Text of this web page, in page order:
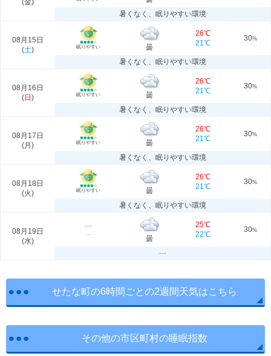
(金)
暑くなく、眠りやすい環境
08月15日
(土) 眠りやすい 曇
26℃
21℃
30%
暑くなく、眠りやすい環境
08月16日
(日 ) 眠りやすい 曇
26℃
21℃
30%
暑くなく、眠りやすい環境
08月17日
(月 ) 眠りやすい 曇
26℃
21℃
30%
暑くなく、眠りやすい環境
08月18日
(火) 眠りやすい 曇
26℃
21℃
30%
暑くなく、眠りやすい環境
08月19日
(水)
---
---
曇
25℃
22℃
30%
---
せたな町の6時間ごとの2週間天気はこちら
その他の市区町村の睡眠指数